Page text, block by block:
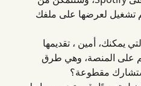
يصل إلى 4 قوائم تشغيل لعرضها على ملفك
يمكنك، أمين ، تقديمها
على المنصة، وهي طرق
مقطوعة؟